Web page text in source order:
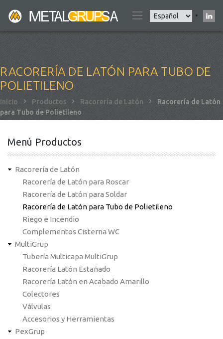
Select
your
language
RACORERÍA DE LATÓN PARA TUBO DE
POLIETILENO
Sobrescribir
enlaces
ayuda
navegación
Inicio Productos Racorería de Latón
Racorería de Latón
para Tubo de Polietileno
Menú Productos
Racorería de Latón
Racorería de Latón para Roscar
Racorería de Latón para Soldar
Racorería de Latón para Tubo de Polietileno
Riego e Incendio
Complementos Cisterna WC
MultiGrup
Tubería Multicapa MultiGrup
Racorería Latón Estañado
Racorería Latón en Acabado Amarillo
Colectores
Válvulas
Accesorios y Herramientas
PexGrup